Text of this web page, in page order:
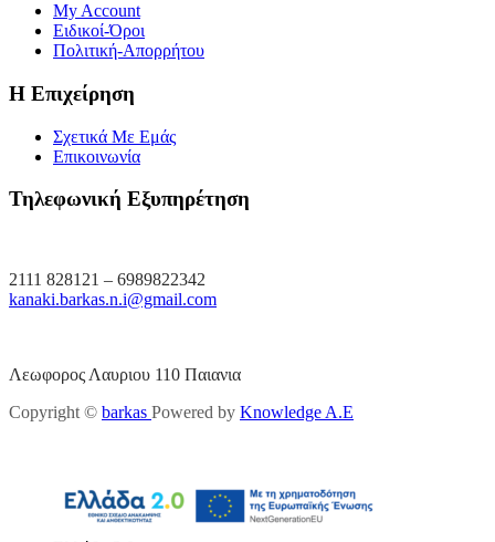
My Account
Ειδικοί-Όροι
Πολιτική-Απορρήτου
Η Επιχείρηση
Σχετικά Με Εμάς
Επικοινωνία
Τηλεφωνική Εξυπηρέτηση
2111 828121 – 6989822342
kanaki.barkas.n.i@gmail.com
Λεωφορος Λαυριου 110 Παιανια
Copyright © barkas Powered by Knowledge A.E